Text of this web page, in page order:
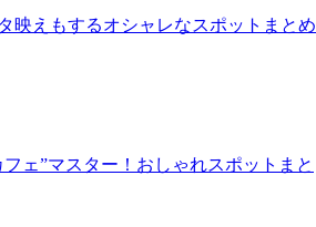
映えもするオシャレなスポットまとめ
ェ”マスター！おしゃれスポットまと